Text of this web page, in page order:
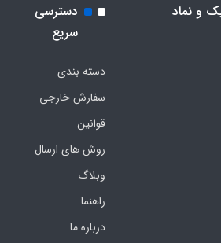
و نماد
دسترسی
سریع
دسته بندی
سفارش خارجی
قوانین
روش های ارسال
وبلاگ
راهنما
درباره ما